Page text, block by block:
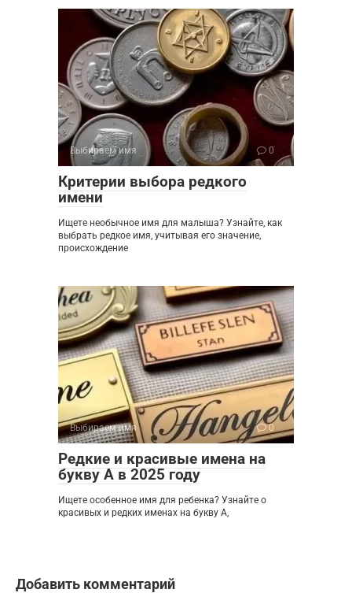
Выбираем имя 0
Критерии выбора редкого
имени
Ищете необычное имя для малыша? Узнайте, как
выбрать редкое имя, учитывая его значение,
происхождение
Выбираем имя 0
Редкие и красивые имена на
букву А в 2025 году
Ищете особенное имя для ребенка? Узнайте о
красивых и редких именах на букву А,
Добавить комментарий